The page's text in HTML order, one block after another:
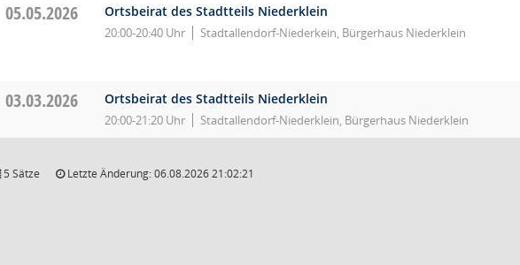
05.05.2026 Ortsbeirat des Stadtteils Niederklein
20:00-20:40 Uhr Stadtallendorf-Niederkein, Bürgerhaus Niederklein
03.03.2026 Ortsbeirat des Stadtteils Niederklein
20:00-21:20 Uhr Stadtallendorf-Niederklein, Bürgerhaus Niederklein
5 Sätze Letzte Änderung: 06.08.2026 21:02:21